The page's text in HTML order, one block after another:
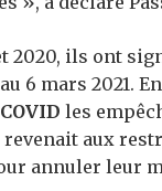
2020, ils ont
6 mars 2021.
COVID les
aux
annuler leur